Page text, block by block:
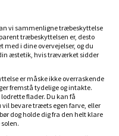
vi sammenligne træbeskyttelse
træbeskyttelsen er, desto
med i dine overvejelser, og du
æstetik, hvis træværket sidder
er måske ikke overraskende
fremstå tydelige og intakte.
flader. Du kan få
bevare træets egen farve, eller
dog holde dig fra den helt klare